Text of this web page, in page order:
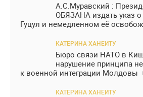
А.С.Муравский :
ОБЯЗАНА издать указ
Гуцул и немедленном её
КАТЕРИНА ХАНЕИТУ
Бюро связи НАТО в
нарушение принципа
к военной интеграции Молдовы
КАТЕРИНА ХАНЕИТУ